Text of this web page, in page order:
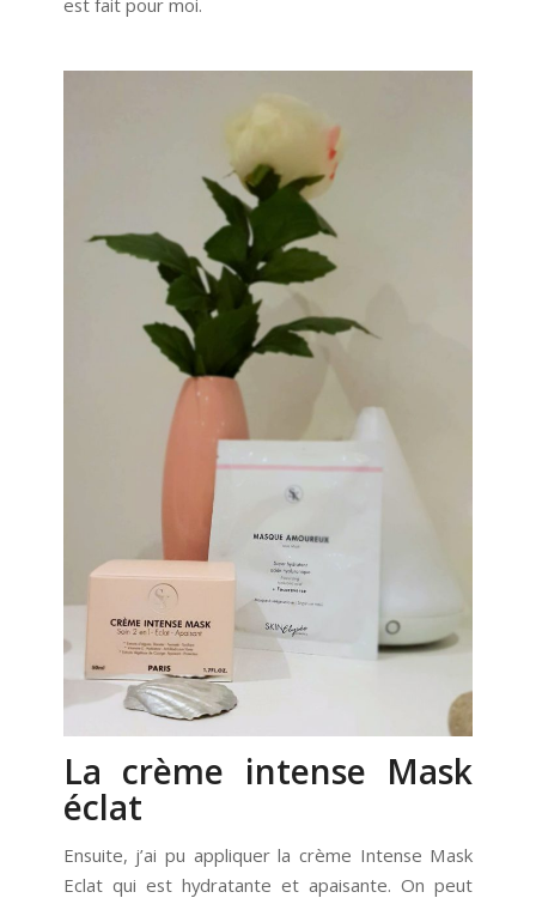
est fait pour moi.
La crème intense Mask
éclat
Ensuite, j’ai pu appliquer la crème Intense Mask
Eclat qui est hydratante et apaisante. On peut